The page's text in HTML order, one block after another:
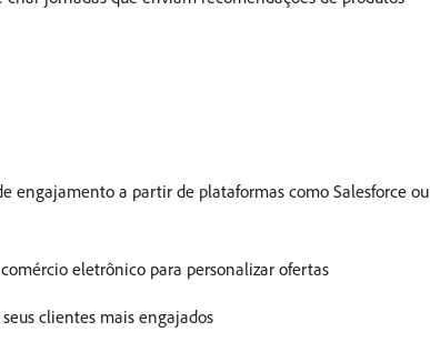
engajamento a partir de plataformas como Salesforce ou
eletrônico para personalizar ofertas
clientes mais engajados